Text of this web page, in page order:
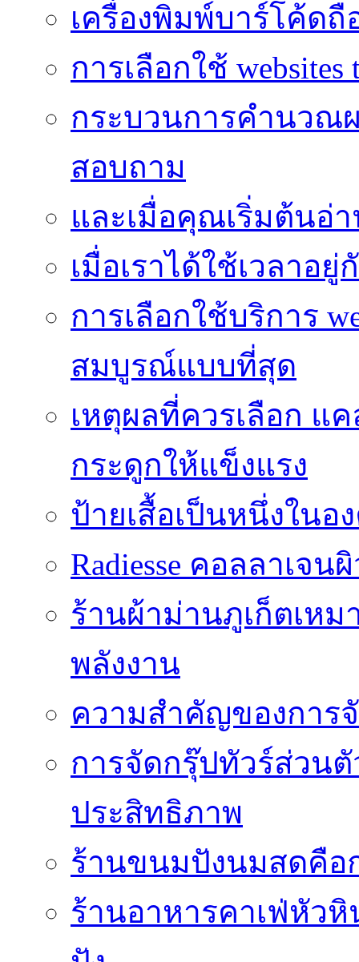
เครื่องพิมพ์บาร์โค้ด
การเลือกใช้ websites
กระบวนการคำนวณ
สอบถาม
และเมื่อคุณเริ่มต้นอ่า
เมื่อเราได้ใช้เวลาอยู่
การเลือกใช้บริการ
สมบูรณ์แบบที่สุด
เหตุผลที่ควรเลือก แ
กระดูกให้แข็งแรง
ป้ายเสื้อเป็นหนึ่งใน
Radiesse คอลลาเจน
ร้านผ้าม่านภูเก็ตเห
พลังงาน
ความสำคัญของการ
การจัดกรุ๊ปทัวร์ส่วน
ประสิทธิภาพ
ร้านขนมปังนมสดคือ
ร้านอาหารคาเฟ่หัว